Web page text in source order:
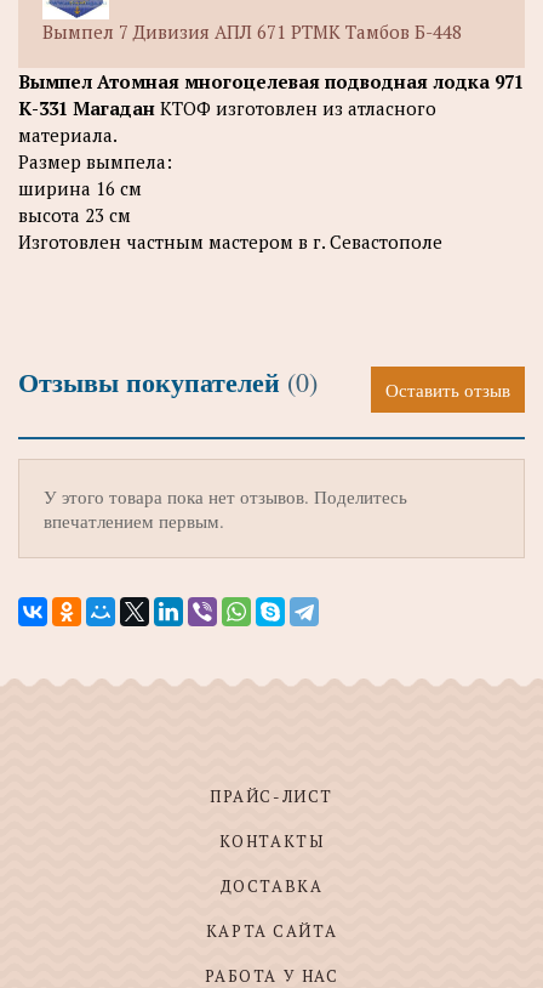
Вымпел 7 Дивизия АПЛ 671 РТМК Тамбов Б-448
Вымпел Атомная многоцелевая подводная лодка 971
К-331 Магадан КТОФ изготовлен из атласного
материала.
Размер вымпела:
ширина 16 см
высота 23 см
Изготовлен частным мастером в г. Севастополе
Отзывы покупателей (0) Оставить отзыв
У этого товара пока нет отзывов. Поделитесь
впечатлением первым.
ПРАЙС-ЛИСТ
КОНТАКТЫ
ДОСТАВКА
КАРТА САЙТА
РАБОТА У НАС